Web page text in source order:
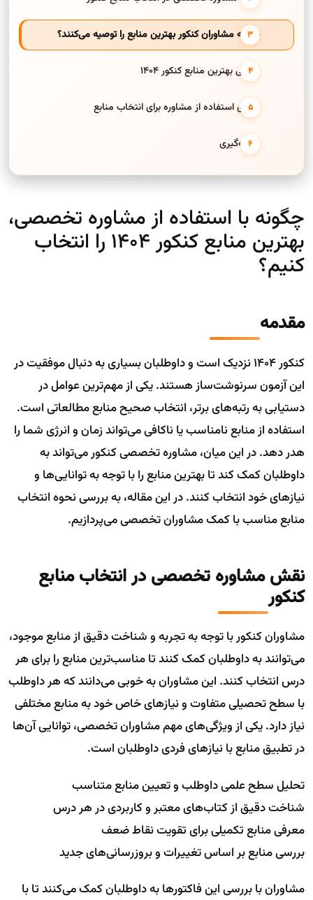
چگونه مشاوران کنکور بهترین منابع را توصیه می‌کنند؟
معرفی بهترین منابع کنکور ۱۴۰۴
مزایای استفاده از مشاوره برای انتخاب منابع
نتیجه‌گیری
چگونه با استفاده از مشاوره تخصصی،
بهترین منابع کنکور ۱۴۰۴ را انتخاب
کنیم؟
مقدمه
کنکور ۱۴۰۴ نزدیک است و داوطلبان بسیاری به دنبال موفقیت در
این آزمون سرنوشت‌ساز هستند. یکی از مهم‌ترین عوامل در
دستیابی به رتبه‌های برتر، انتخاب صحیح منابع مطالعاتی است.
استفاده از منابع نامناسب یا ناکافی می‌تواند زمان و انرژی شما را
هدر دهد. در این میان، مشاوره تخصصی کنکور می‌تواند به
داوطلبان کمک کند تا بهترین منابع را با توجه به توانایی‌ها و
نیازهای خود انتخاب کنند. در این مقاله، به بررسی نحوه انتخاب
منابع مناسب با کمک مشاوران تخصصی می‌پردازیم.
نقش مشاوره تخصصی در انتخاب منابع
کنکور
مشاوران کنکور با توجه به تجربه و شناخت دقیق از منابع موجود،
می‌توانند به داوطلبان کمک کنند تا مناسب‌ترین منابع را برای هر
درس انتخاب کنند. این مشاوران به خوبی می‌دانند که هر داوطلب
با سطح تحصیلی متفاوت و نیازهای خاص خود به منابع مختلفی
نیاز دارد. یکی از ویژگی‌های مهم مشاوران تخصصی، توانایی آن‌ها
در تطبیق منابع با نیازهای فردی داوطلبان است.
تحلیل سطح علمی داوطلب و تعیین منابع متناسب
شناخت دقیق از کتاب‌های معتبر و کاربردی در هر درس
معرفی منابع تکمیلی برای تقویت نقاط ضعف
بررسی منابع بر اساس تغییرات و بروزرسانی‌های جدید
مشاوران با بررسی این فاکتورها به داوطلبان کمک می‌کنند تا با